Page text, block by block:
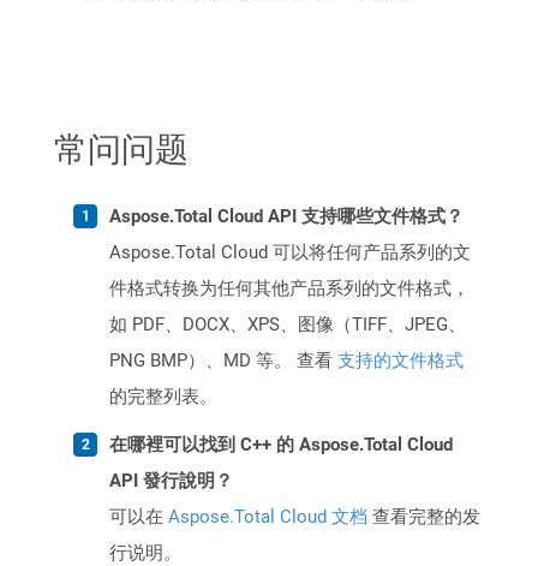
常问问题
Aspose.Total Cloud API 支持哪些文件格式？
Aspose.Total Cloud 可以将任何产品系列的文
件格式转换为任何其他产品系列的文件格式，
如 PDF、DOCX、XPS、图像（TIFF、JPEG、
PNG BMP）、MD 等。 查看 支持的文件格式
的完整列表。
在哪裡可以找到 C++ 的 Aspose.Total Cloud
API 發行說明？
可以在 Aspose.Total Cloud 文档 查看完整的发
行说明。